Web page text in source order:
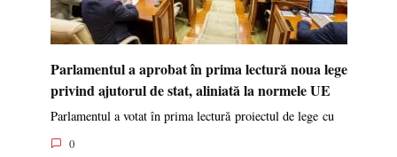
Parlamentul a aprobat în prima lectură noua lege
privind ajutorul de stat, aliniată la normele UE
Parlamentul a votat în prima lectură proiectul de lege cu
0